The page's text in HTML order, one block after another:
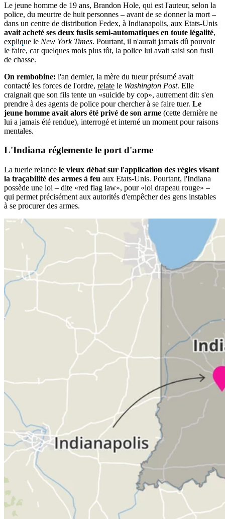
Le jeune homme de 19 ans, Brandon Hole, qui est l'auteur, selon la
police, du meurtre de huit personnes – avant de se donner la mort –
dans un centre de distribution Fedex, à Indianapolis, aux Etats-Unis
avait acheté ses deux fusils semi-automatiques en toute légalité,
explique le New York Times. Pourtant, il n'aurait jamais dû pouvoir
le faire, car quelques mois plus tôt, la police lui avait saisi son fusil
de chasse.
On rembobine: l'an dernier, la mère du tueur présumé avait
contacté les forces de l'ordre, relate le Washington Post. Elle
craignait que son fils tente un «suicide by cop», autrement dit: s'en
prendre à des agents de police pour chercher à se faire tuer. Le
jeune homme avait alors été privé de son arme (cette dernière ne
lui a jamais été rendue), interrogé et interné un moment pour raisons
mentales.
L'Indiana réglemente le port d'arme
La tuerie relance le vieux débat sur l'application des règles visant
la traçabilité des armes à feu aux Etats-Unis. Pourtant, l'Indiana
possède une loi – dite «red flag law», pour «loi drapeau rouge» –
qui permet précisément aux autorités d'empêcher des gens instables
à se procurer des armes.